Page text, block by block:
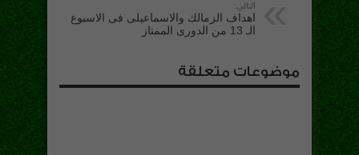
التالي:
اهداف الزمالك والاسماعيلى فى الاسبوع
الـ 13 من الدورى الممتاز
موضوعات متعلقة